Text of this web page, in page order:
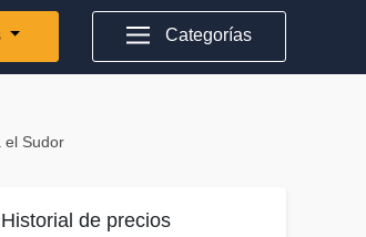
Categorías
el Sudor
Historial de precios